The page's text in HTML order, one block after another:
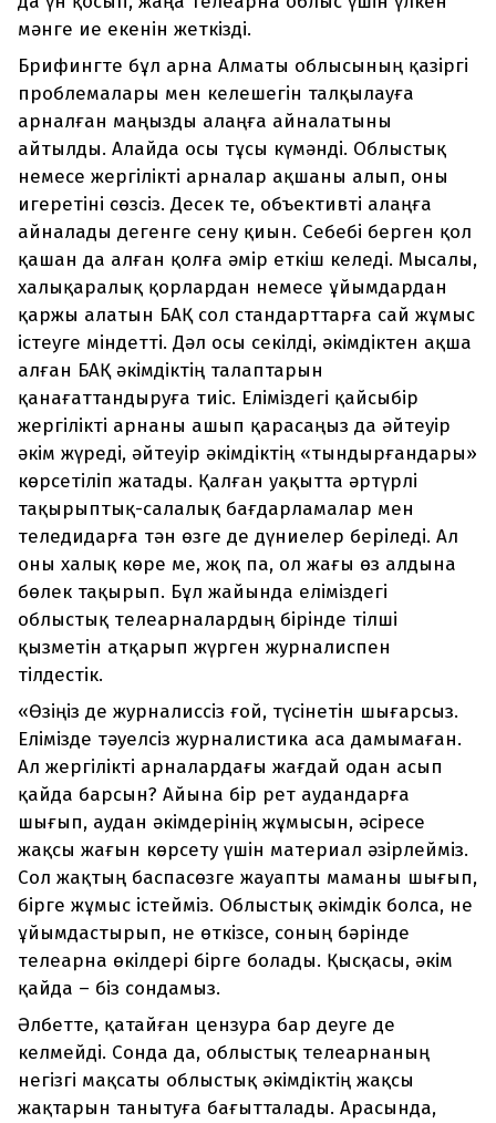
мәнге ие екенін жеткізді.
Брифингте бұл арна Алматы облысының қазіргі
проблемалары мен келешегін талқылауға
арналған маңызды алаңға айналатыны
айтылды. Алайда осы тұсы күмәнді. Облыстық
немесе жергілікті арналар ақшаны алып, оны
игеретіні сөзсіз. Десек те, объективті алаңға
айналады дегенге сену қиын. Себебі берген қол
қашан да алған қолға әмір еткіш келеді. Мысалы,
халықаралық қорлардан немесе ұйымдардан
қаржы алатын БАҚ сол стандарттарға сай жұмыс
істеуге міндетті. Дәл осы секілді, әкімдіктен ақша
алған БАҚ әкімдіктің талаптарын
қанағаттандыруға тиіс. Еліміздегі қайсыбір
жергілікті арнаны ашып қарасаңыз да әйтеуір
әкім жүреді, әйтеуір әкімдіктің «тындырғандары»
көрсетіліп жатады. Қалған уақытта әртүрлі
тақырыптық-салалық бағдарламалар мен
теледидарға тән өзге де дүниелер беріледі. Ал
оны халық көре ме, жоқ па, ол жағы өз алдына
бөлек тақырып. Бұл жайында еліміздегі
облыстық телеарналардың бірінде тілші
қызметін атқарып жүрген журналиспен
тілдестік.
«Өзіңіз де журналиссіз ғой, түсінетін шығарсыз.
Елімізде тәуелсіз журналистика аса дамымаған.
Ал жергілікті арналардағы жағдай одан асып
қайда барсын? Айына бір рет аудандарға
шығып, аудан әкімдерінің жұмысын, әсіресе
жақсы жағын көрсету үшін материал әзірлейміз.
Сол жақтың баспасөзге жауапты маманы шығып,
бірге жұмыс істейміз. Облыстық әкімдік болса, не
ұйымдастырып, не өткізсе, соның бәрінде
телеарна өкілдері бірге болады. Қысқасы, әкім
қайда – біз сондамыз.
Әлбетте, қатайған цензура бар деуге де
келмейді. Сонда да, облыстық телеарнаның
негізгі мақсаты облыстық әкімдіктің жақсы
жақтарын танытуға бағытталады. Арасында,